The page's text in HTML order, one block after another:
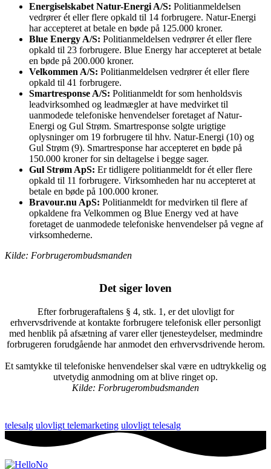
Energiselskabet Natur-Energi A/S: Politianmeldelsen
vedrører ét eller flere opkald til 14 forbrugere. Natur-Energi
har accepteret at betale en bøde på 125.000 kroner.
Blue Energy A/S: Politianmeldelsen vedrører ét eller flere
opkald til 23 forbrugere. Blue Energy har accepteret at betale
en bøde på 200.000 kroner.
Velkommen A/S: Politianmeldelsen vedrører ét eller flere
opkald til 41 forbrugere.
Smartresponse A/S: Politianmeldt for som henholdsvis
leadvirksomhed og leadmægler at have medvirket til
uanmodede telefoniske henvendelser foretaget af Natur-
Energi og Gul Strøm. Smartresponse solgte urigtige
oplysninger om 19 forbrugere til hhv. Natur-Energi (10) og
Gul Strøm (9). Smartresponse har accepteret en bøde på
150.000 kroner for sin deltagelse i begge sager.
Gul Strøm ApS: Er tidligere politianmeldt for ét eller flere
opkald til 11 forbrugere. Virksomheden har nu accepteret at
betale en bøde på 100.000 kroner.
Bravour.nu ApS: Politianmeldt for medvirken til flere af
opkaldene fra Velkommen og Blue Energy ved at have
foretaget de uanmodede telefoniske henvendelser på vegne af
virksomhederne.
Kilde: Forbrugerombudsmanden
Det siger loven
Efter forbrugeraftalens § 4, stk. 1, er det ulovligt for
erhvervsdrivende at kontakte forbrugere telefonisk eller personligt
med henblik på afsætning af varer eller tjenesteydelser, medmindre
forbrugeren forudgående har anmodet den erhvervsdrivende herom.
Et samtykke til telefoniske henvendelser skal være en udtrykkelig og
utvetydig anmodning om at blive ringet op.
Kilde: Forbrugerombudsmanden
telesalg ulovligt telemarketing ulovligt telesalg